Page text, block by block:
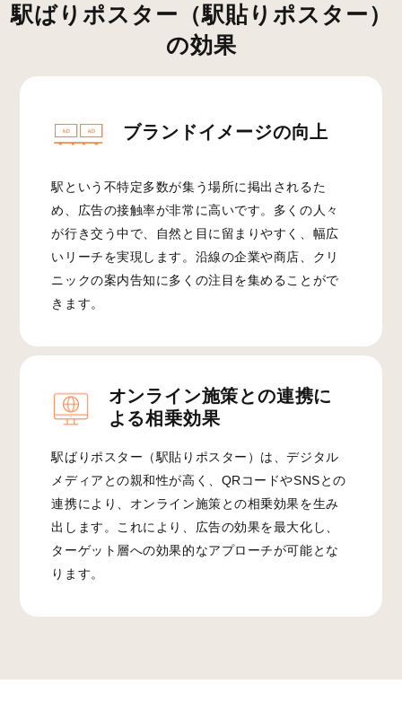
駅ばりポスター（駅貼りポスター）
の効果
ブランドイメージの向上
駅という不特定多数が集う場所に掲出されるた
め、広告の接触率が非常に高いです。多くの人々
が行き交う中で、自然と目に留まりやすく、幅広
いリーチを実現します。沿線の企業や商店、クリ
ニックの案内告知に多くの注目を集めることがで
きます。
オンライン施策との連携に
よる相乗効果
駅ばりポスター（駅貼りポスター）は、デジタル
メディアとの親和性が高く、QRコードやSNSとの
連携により、オンライン施策との相乗効果を生み
出します。これにより、広告の効果を最大化し、
ターゲット層への効果的なアプローチが可能とな
ります。